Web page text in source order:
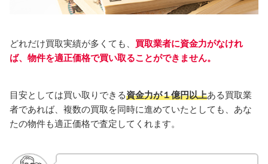
どれだけ買取実績が多くても、 買取業者に資金力がなけれ
ば、物件を適正価格で買い取ることができません。
目安としては買い取りできる資金力が１億円以上ある買取業
者であれば、複数の買取を同時に進めていたとしても、あな
たの物件も適正価格で査定してくれます。